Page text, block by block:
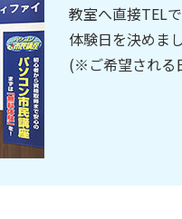
教室へ直接TEL
体験日を決めま
(※ご希望される